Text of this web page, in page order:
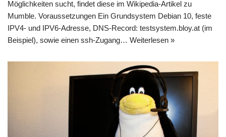
Möglichkeiten sucht, findet diese im Wikipedia-Artikel zu
Mumble. Voraussetzungen Ein Grundsystem Debian 10, feste
IPV4- und IPV6-Adresse, DNS-Record: testsystem.bloy.at (im
Beispiel), sowie einen ssh-Zugang… Weiterlesen »